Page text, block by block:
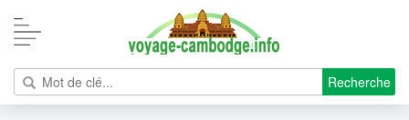
Recherche